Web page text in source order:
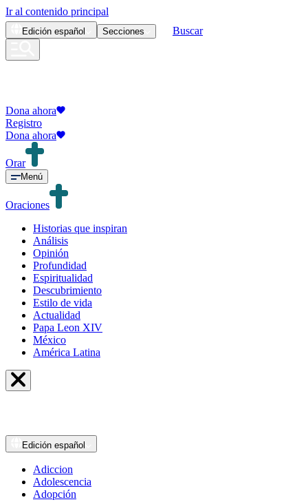
Ir al contenido principal
Edición español Secciones Buscar
Dona ahora
Registro
Dona ahora
Orar
Menú
Oraciones
Historias que inspiran
Análisis
Opinión
Profundidad
Espiritualidad
Descubrimiento
Estilo de vida
Actualidad
Papa Leon XIV
México
América Latina
Edición español
Adiccion
Adolescencia
Adopción